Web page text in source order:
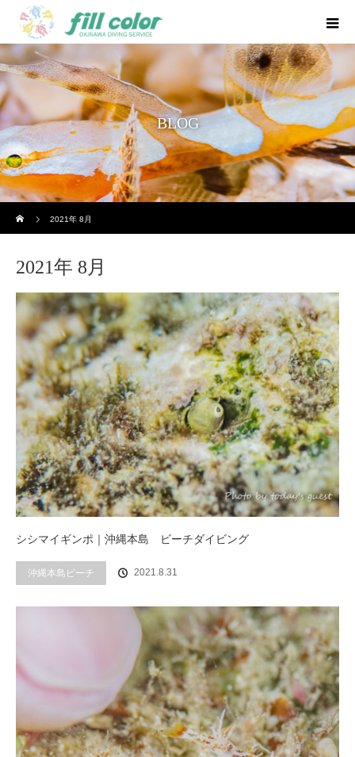
BLOG
2021年 8月
2021年 8月
シシマイギンポ｜沖縄本島 ビーチダイビング
沖縄本島ビーチ 2021.8.31